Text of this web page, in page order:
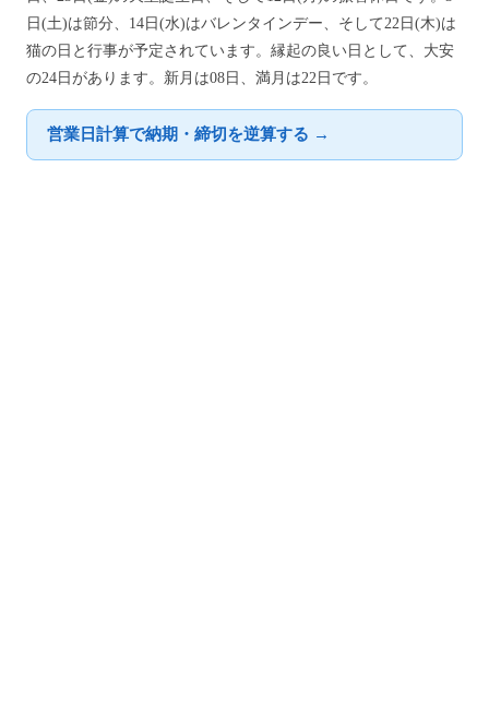
日(土)は節分、14日(水)はバレンタインデー、そして22日(木)は
猫の日と行事が予定されています。縁起の良い日として、大安
の24日があります。新月は08日、満月は22日です。
営業日計算で納期・締切を逆算する →